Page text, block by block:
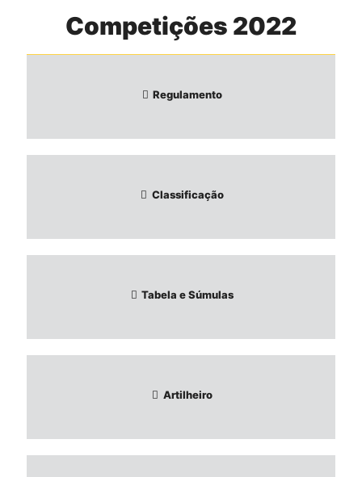
Competições 2022
Regulamento
Classificação
Tabela e Súmulas
Artilheiro